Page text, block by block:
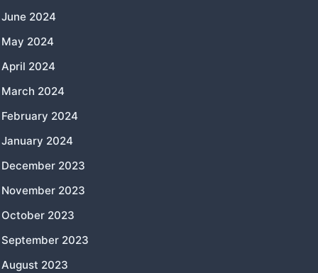
June 2024
May 2024
April 2024
March 2024
February 2024
January 2024
December 2023
November 2023
October 2023
September 2023
August 2023